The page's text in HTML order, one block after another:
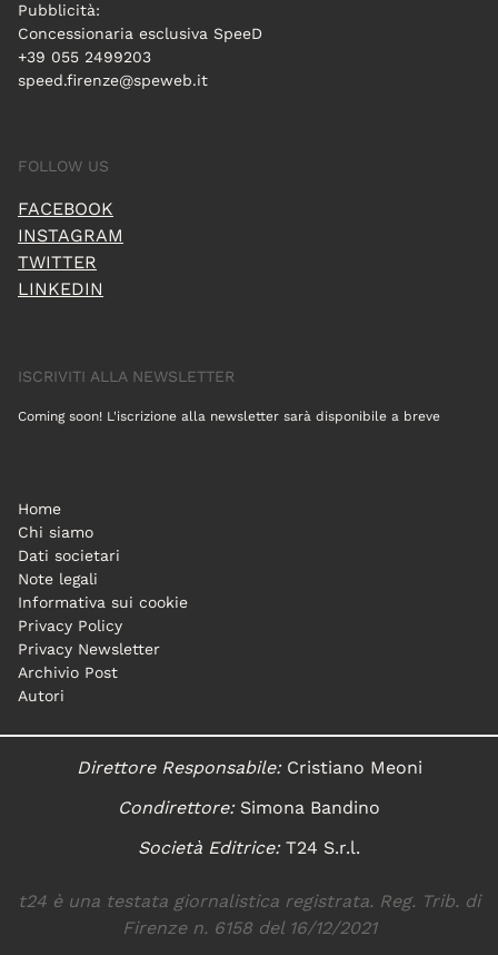
Pubblicità:
Concessionaria esclusiva SpeeD
+39 055 2499203
speed.firenze@speweb.it
FOLLOW US
FACEBOOK
INSTAGRAM
TWITTER
LINKEDIN
ISCRIVITI ALLA NEWSLETTER
Coming soon! L'iscrizione alla newsletter sarà disponibile a breve
Home
Chi siamo
Dati societari
Note legali
Informativa sui cookie
Privacy Policy
Privacy Newsletter
Archivio Post
Autori
Direttore Responsabile:Cristiano Meoni
Condirettore:Simona Bandino
Società Editrice:T24 S.r.l.
t24 è una testata giornalistica registrata. Reg. Trib. di
Firenze n. 6158 del 16/12/2021